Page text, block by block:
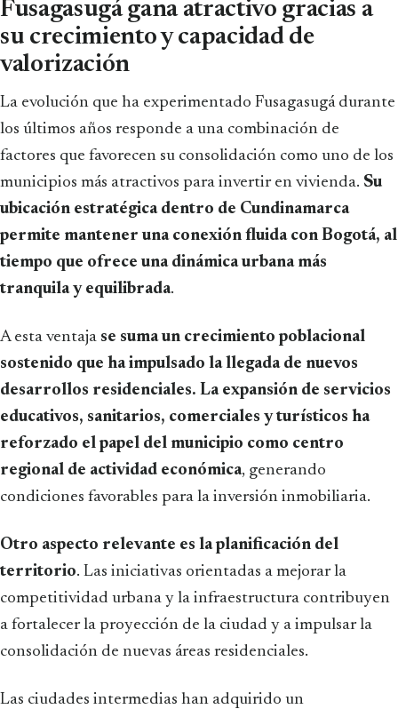
Fusagasugá gana atractivo gracias a
su crecimiento y capacidad de
valorización
La evolución que ha experimentado Fusagasugá durante
los últimos años responde a una combinación de
factores que favorecen su consolidación como uno de los
municipios más atractivos para invertir en vivienda. Su
ubicación estratégica dentro de Cundinamarca
permite mantener una conexión fluida con Bogotá, al
tiempo que ofrece una dinámica urbana más
tranquila y equilibrada.
A esta ventaja se suma un crecimiento poblacional
sostenido que ha impulsado la llegada de nuevos
desarrollos residenciales. La expansión de servicios
educativos, sanitarios, comerciales y turísticos ha
reforzado el papel del municipio como centro
regional de actividad económica, generando
condiciones favorables para la inversión inmobiliaria.
Otro aspecto relevante es la planificación del
territorio. Las iniciativas orientadas a mejorar la
competitividad urbana y la infraestructura contribuyen
a fortalecer la proyección de la ciudad y a impulsar la
consolidación de nuevas áreas residenciales.
Las ciudades intermedias han adquirido un